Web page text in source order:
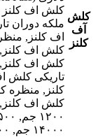
کلش
آف
کلنز
ملکه دوران
اف کلنز,
کلش اف
کلش اف
تاریکی کلش
کلنز, منظره
۱۴۰۰۰ جم, ۲۸۰۰۰ جم, Gold Pass, Special Offers